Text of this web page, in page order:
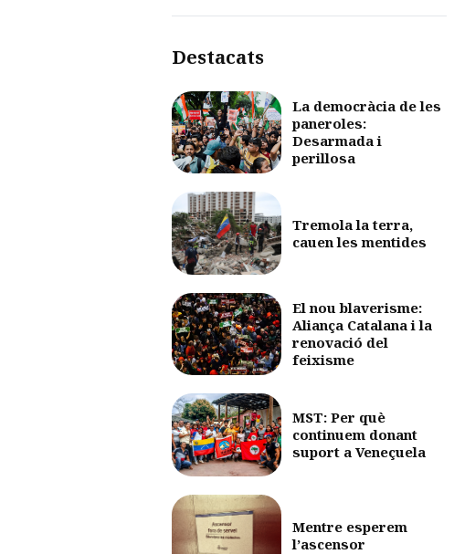
Destacats
La democràcia de les
paneroles:
Desarmada i
perillosa
Tremola la terra,
cauen les mentides
El nou blaverisme:
Aliança Catalana i la
renovació del
feixisme
MST: Per què
continuem donant
suport a Veneçuela
Mentre esperem
l’ascensor